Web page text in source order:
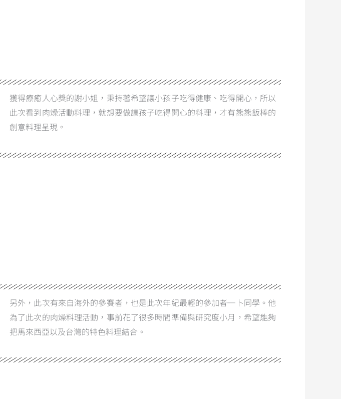
獲得療癒人心獎的謝小姐，秉持著希望讓小孩子吃得健康、吃得開心，所以
此次看到肉燥活動料理，就想要做讓孩子吃得開心的料理，才有熊熊飯棒的
創意料理呈現。
另外，此次有來自海外的參賽者，也是此次年紀最輕的參加者─卜同學。他
為了此次的肉燥料理活動，事前花了很多時間準備與研究度小月，希望能夠
把馬來西亞以及台灣的特色料理結合。